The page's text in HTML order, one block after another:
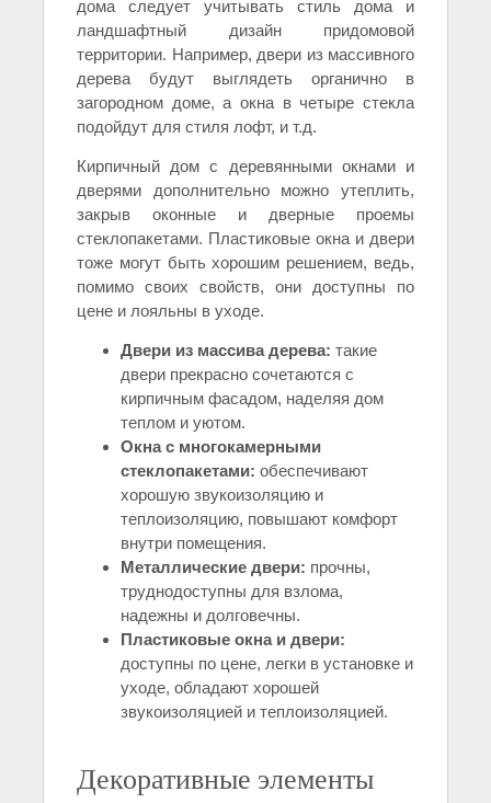
дома следует учитывать стиль дома и
ландшафтный дизайн придомовой
территории. Например, двери из массивного
дерева будут выглядеть органично в
загородном доме, а окна в четыре стекла
подойдут для стиля лофт, и т.д.
Кирпичный дом с деревянными окнами и
дверями дополнительно можно утеплить,
закрыв оконные и дверные проемы
стеклопакетами. Пластиковые окна и двери
тоже могут быть хорошим решением, ведь,
помимо своих свойств, они доступны по
цене и лояльны в уходе.
Двери из массива дерева: такие
двери прекрасно сочетаются с
кирпичным фасадом, наделяя дом
теплом и уютом.
Окна с многокамерными
стеклопакетами: обеспечивают
хорошую звукоизоляцию и
теплоизоляцию, повышают комфорт
внутри помещения.
Металлические двери: прочны,
труднодоступны для взлома,
надежны и долговечны.
Пластиковые окна и двери:
доступны по цене, легки в установке и
уходе, обладают хорошей
звукоизоляцией и теплоизоляцией.
Декоративные элементы